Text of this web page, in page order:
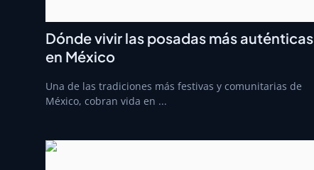
Dónde vivir las posadas más auténticas
en México
Una de las tradiciones más festivas y comunitarias de
México, cobran vida en ...